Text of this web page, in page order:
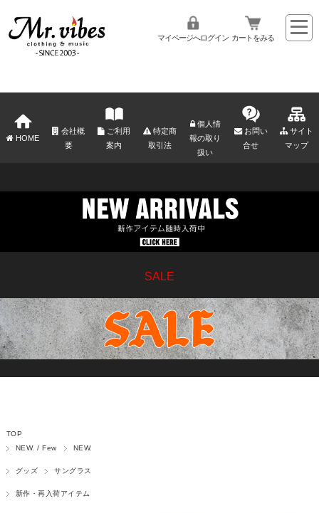
マイページへログイン カートをみる
HOME
会社概
要
ご利用
案内
特定商
取引法
個人情
報の取り
扱い
お問い
合せ
サイト
マップ
SALE
TOP
NEW. / Few
NEW.
グッズ サングラス
新作・再入荷アイテム